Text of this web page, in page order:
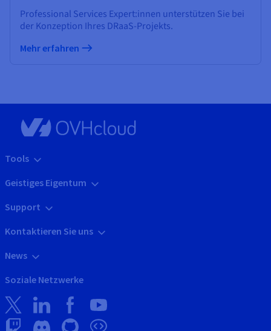
Professional Services Expert:innen unterstützen Sie bei
der Konzeption Ihres DRaaS-Projekts.
Mehr erfahren
Tools
Geistiges Eigentum
Support
Kontaktieren Sie uns
News
Soziale Netzwerke